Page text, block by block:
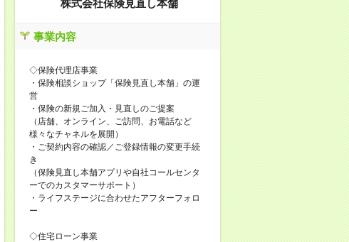
株式会社保険見直し本舗
事業内容
◇保険代理店事業
・保険相談ショップ「保険見直し本舗」の運
営
・保険の新規ご加入・見直しのご提案
（店舗、オンライン、ご訪問、お電話など
様々なチャネルを展開）
・ご契約内容の確認／ご登録情報の変更手続
き
（保険見直し本舗アプリや自社コールセンタ
ーでのカスタマーサポート）
・ライフステージに合わせたアフターフォロ
ー
◇住宅ローン事業